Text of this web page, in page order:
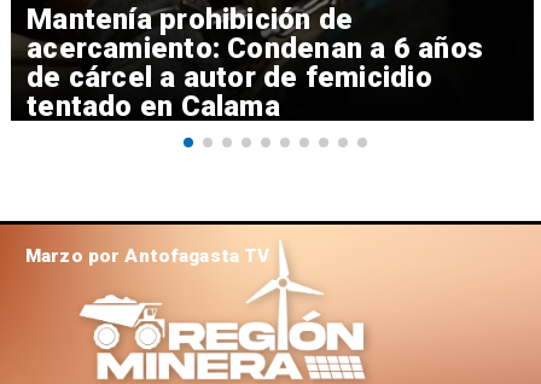
Mantenía prohibición de
acercamiento: Condenan a 6 años
de cárcel a autor de femicidio
tentado en Calama
Marzo por Antofagasta TV